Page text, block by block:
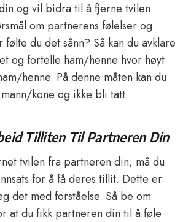
og vil bidra til å fjerne tvilen
om partnerens følelser og
du det sånn? Så kan du avklare
og fortelle ham/henne hvor høyt
henne. På denne måten kan du
kone og ikke bli tatt.
Tilliten Til Partneren Din
tvilen fra partneren din, må du
for å få deres tillit. Dette er
det med forståelse. Så be om
at du fikk partneren din til å føle